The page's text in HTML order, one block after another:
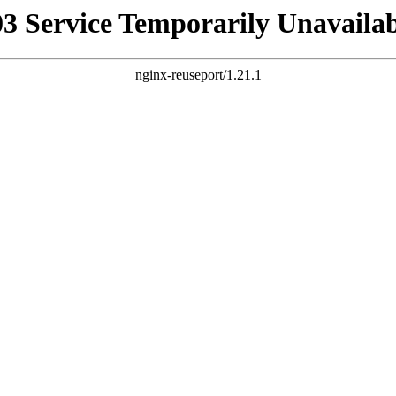
Service Temporarily
nginx-reuseport/1.21.1